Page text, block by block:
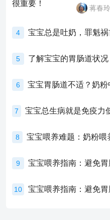
蒋春玲
4 宝宝总是吐奶，罪魁祸
5 了解宝宝的胃肠道状况
6
7
8
9 宝宝喂养指南：避免
10 宝宝喂养指南：避免